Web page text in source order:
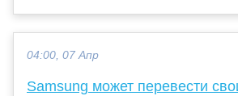
04:00, 07 Апр
Samsung может перевести